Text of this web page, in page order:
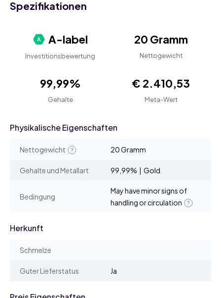
Spezifikationen
A-label
Investitionsbewertung
20 Gramm
Nettogewicht
99,99%
Gehalte
€ 2.410,53
Meta-Wert
Physikalische Eigenschaften
Nettogewicht 20 Gramm
Gehalte und Metallart 99,99% | Gold
Bedingung
May have minor signs of
handling or circulation
Herkunft
Schmelze
Guter Lieferstatus Ja